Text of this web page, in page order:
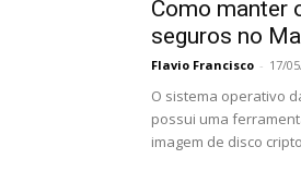
Como manter
seguros no
Flavio Francisco - 17/
O sistema operativo
possui uma
imagem de disco